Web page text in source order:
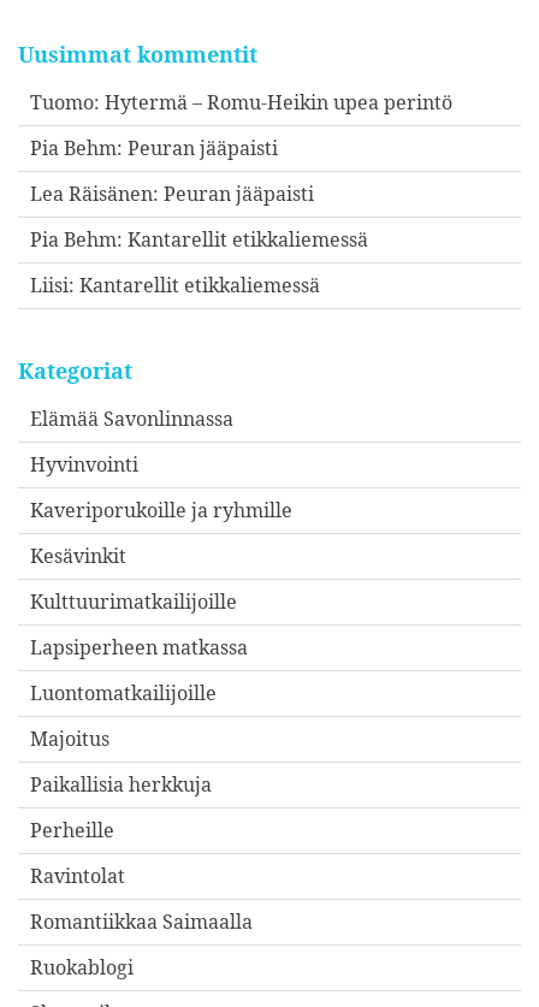
Uusimmat kommentit
Tuomo: Hytermä – Romu-Heikin upea perintö
Pia Behm: Peuran jääpaisti
Lea Räisänen: Peuran jääpaisti
Pia Behm: Kantarellit etikkaliemessä
Liisi: Kantarellit etikkaliemessä
Kategoriat
Elämää Savonlinnassa
Hyvinvointi
Kaveriporukoille ja ryhmille
Kesävinkit
Kulttuurimatkailijoille
Lapsiperheen matkassa
Luontomatkailijoille
Majoitus
Paikallisia herkkuja
Perheille
Ravintolat
Romantiikkaa Saimaalla
Ruokablogi